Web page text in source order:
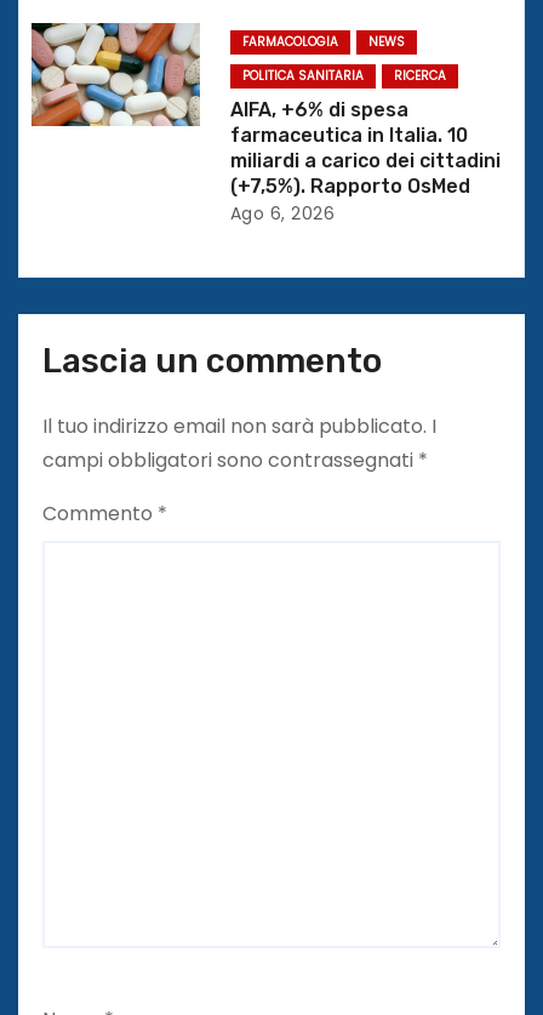
i
c
o
FARMACOLOGIA
NEWS
POLITICA SANITARIA
RICERCA
AIFA, +6% di spesa
farmaceutica in Italia. 10
miliardi a carico dei cittadini
(+7,5%). Rapporto OsMed
Ago 6, 2026
Lascia un commento
Il tuo indirizzo email non sarà pubblicato. I
campi obbligatori sono contrassegnati *
Commento *